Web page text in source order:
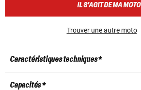
IL S'AGIT DE MA MOTO
Trouver une autre moto
Caractéristiques techniques *
Capacités *